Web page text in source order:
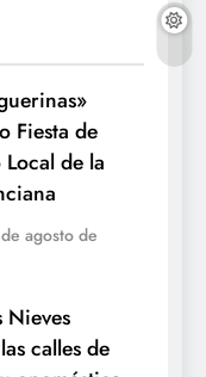
Fiesta de
de la
agosto de
Nieves
calles de